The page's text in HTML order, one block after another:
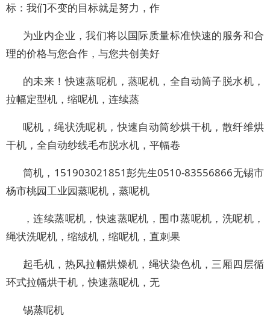
标：我们不变的目标就是努力，作
为业内企业，我们将以国际质量标准快速的服务和合
理的价格与您合作，与您共创美好
的未来！快速蒸呢机，蒸呢机，全自动筒子脱水机，
拉幅定型机，缩呢机，连续蒸
呢机，绳状洗呢机，快速自动筒纱烘干机，散纤维烘
干机，全自动纱线毛布脱水机，平幅卷
筒机，151903021851彭先生0510-83556866无锡市
杨市桃园工业园蒸呢机，蒸呢机
，连续蒸呢机，快速蒸呢机，围巾蒸呢机，洗呢机，
绳状洗呢机，缩绒机，缩呢机，直刺果
起毛机，热风拉幅烘燥机，绳状染色机，三厢四层循
环式拉幅烘干机，快速蒸呢机，无
锡蒸呢机